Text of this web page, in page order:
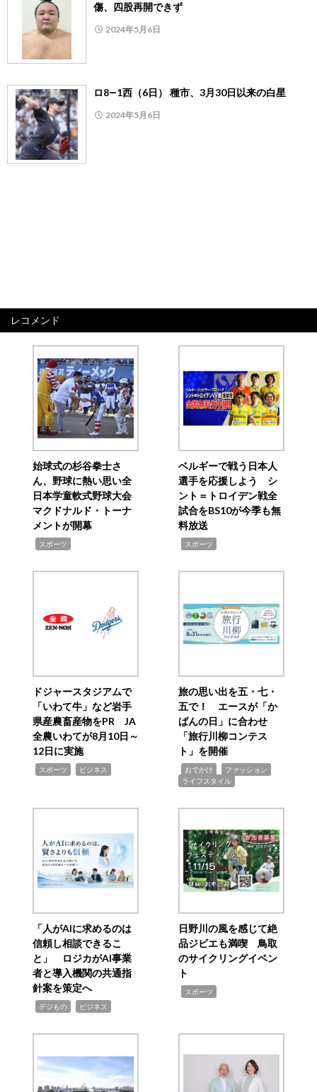
傷、四股再開できず
2024年5月6日
ロ8―1西（6日） 種市、3月30日以来の白星
2024年5月6日
レコメンド
始球式の杉谷拳士さ
ん、野球に熱い思い全
日本学童軟式野球大会
マクドナルド・トーナ
メントが開幕
スポーツ
ベルギーで戦う日本人
選手を応援しよう シ
ント＝トロイデン戦全
試合をBS10が今季も無
料放送
スポーツ
ドジャースタジアムで
「いわて牛」など岩手
県産農畜産物をPR JA
全農いわてが8月10日～
12日に実施
スポーツ ビジネス
旅の思い出を五・七・
五で！ エースが「か
ばんの日」に合わせ
「旅行川柳コンテス
ト」を開催
おでかけ ファッション
ライフスタイル
「人がAIに求めるのは
信頼し相談できるこ
と」 ロジカがAI事業
者と導入機関の共通指
針案を策定へ
デジもの ビジネス
日野川の風を感じて絶
品ジビエも満喫 鳥取
のサイクリングイベン
ト
スポーツ